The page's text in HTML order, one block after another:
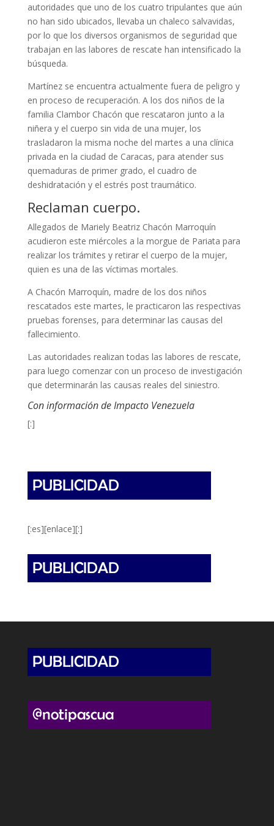
autoridades que uno de los cuatro tripulantes que aún
no han sido ubicados, llevaba un chaleco salvavidas,
por lo que los diversos organismos de seguridad que
trabajan en las labores de rescate han intensificado la
búsqueda.
Martínez se encuentra actualmente fuera de peligro y
en proceso de recuperación. A los dos niños de la
familia Clambor Chacón que rescataron junto a la
niñera y el cuerpo sin vida de una mujer, los
trasladaron la misma noche del martes a una clínica
privada en la ciudad de Caracas, para atender sus
quemaduras de primer grado, el cuadro de
deshidratación y el estrés post traumático.
Reclaman cuerpo.
Allegados de Mariely Beatriz Chacón Marroquín
acudieron este miércoles a la morgue de Pariata para
realizar los trámites y retirar el cuerpo de la mujer,
quien es una de las víctimas mortales.
A Chacón Marroquín, madre de los dos niños
rescatados este martes, le practicaron las respectivas
pruebas forenses, para determinar las causas del
fallecimiento.
Las autoridades realizan todas las labores de rescate,
para luego comenzar con un proceso de investigación
que determinarán las causas reales del siniestro.
Con información de Impacto Venezuela
[:]
[:es][enlace][:]